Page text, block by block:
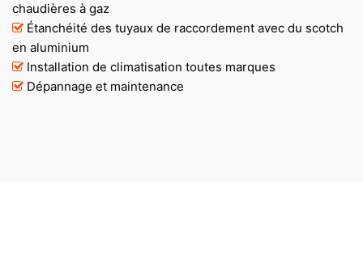
chaudières à gaz
Étanchéité des tuyaux de raccordement avec du scotch
en aluminium
Installation de climatisation toutes marques
Dépannage et maintenance